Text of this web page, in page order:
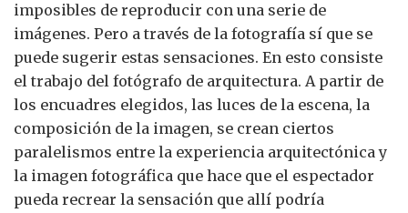
imposibles de reproducir con una serie de
imágenes. Pero a través de la fotografía sí que se
puede sugerir estas sensaciones. En esto consiste
el trabajo del fotógrafo de arquitectura. A partir de
los encuadres elegidos, las luces de la escena, la
composición de la imagen, se crean ciertos
paralelismos entre la experiencia arquitectónica y
la imagen fotográfica que hace que el espectador
pueda recrear la sensación que allí podría